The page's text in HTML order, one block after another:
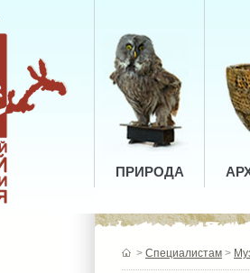
ПРИРОДА
> Специалистам >